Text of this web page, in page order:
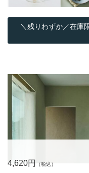
＼残りわずか／在庫
4,620円